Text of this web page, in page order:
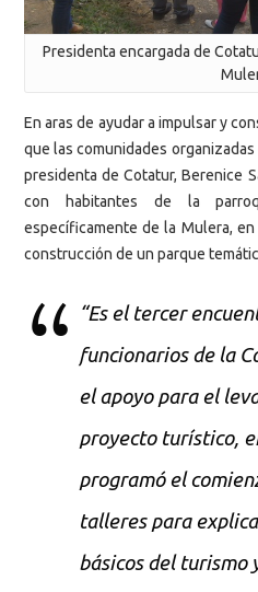
Presidenta encargada de
En aras de ayudar a impulsar y
que las comunidades
presidenta de Cotatur, Berenice
con habitantes de la
específicamente de la Mulera,
construcción de un parque
“Es el tercer
funcionarios de la
el apoyo para el
proyecto turístico,
programó el
talleres para
básicos del turismo